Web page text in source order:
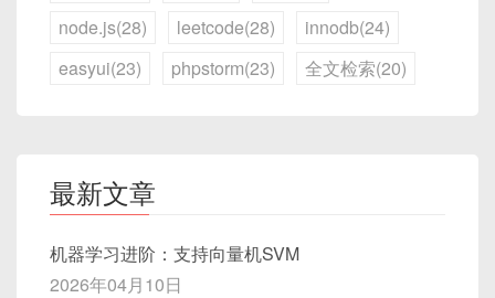
node.js(28)
leetcode(28)
innodb(24)
easyui(23)
phpstorm(23) 全文检索(20)
最新文章
机器学习进阶：支持向量机SVM
2026年04月10日